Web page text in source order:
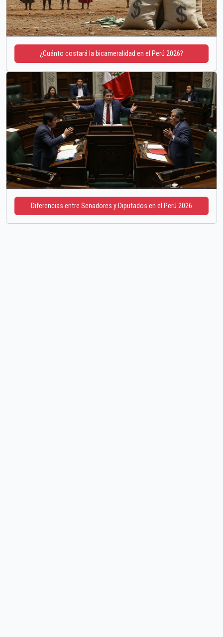
¿Cuánto costará la bicameralidad en el Perú 2026?
Diferencias entre Senadores y Diputados en el Perú 2026